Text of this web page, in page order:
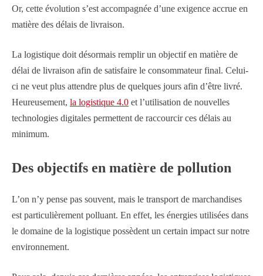
Or, cette évolution s’est accompagnée d’une exigence accrue en
matière des délais de livraison.
La logistique doit désormais remplir un objectif en matière de
délai de livraison afin de satisfaire le consommateur final. Celui-
ci ne veut plus attendre plus de quelques jours afin d’être livré.
Heureusement, la logistique 4.0 et l’utilisation de nouvelles
technologies digitales permettent de raccourcir ces délais au
minimum.
Des objectifs en matière de pollution
L’on n’y pense pas souvent, mais le transport de marchandises
est particulièrement polluant. En effet, les énergies utilisées dans
le domaine de la logistique possèdent un certain impact sur notre
environnement.